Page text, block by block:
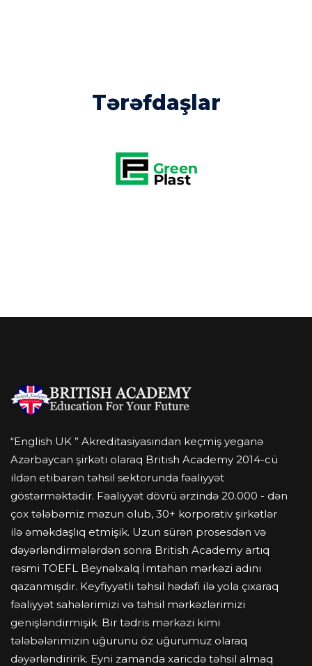
Tərəfdaşlar
“English UK ” Akreditasiyasından keçmiş yeganə
Azərbaycan şirkəti olaraq British Academy 2014-cü
ildən etibarən təhsil sektorunda fəaliyyət
göstərməktədir. Fəaliyyət dövrü ərzində 20.000 - dən
çox tələbəmiz məzun olub, 30+ korporativ şirkətlər
ilə əməkdaşlıq etmişik. Uzun sürən prosesdən və
dəyərləndirmələrdən sonra British Academy artıq
rəsmi TOEFL Beynəlxalq İmtahan mərkəzi adını
qazanmışdır. Keyfiyyətli təhsil hədəfi ilə yola çıxaraq
fəaliyyət sahələrimizi və təhsil mərkəzlərimizi
genişləndirmişik. Bir tədris mərkəzi kimi
tələbələrimizin uğurunu öz uğurumuz olaraq
dəyərləndiririk. Eyni zamanda xaricdə təhsil almaq